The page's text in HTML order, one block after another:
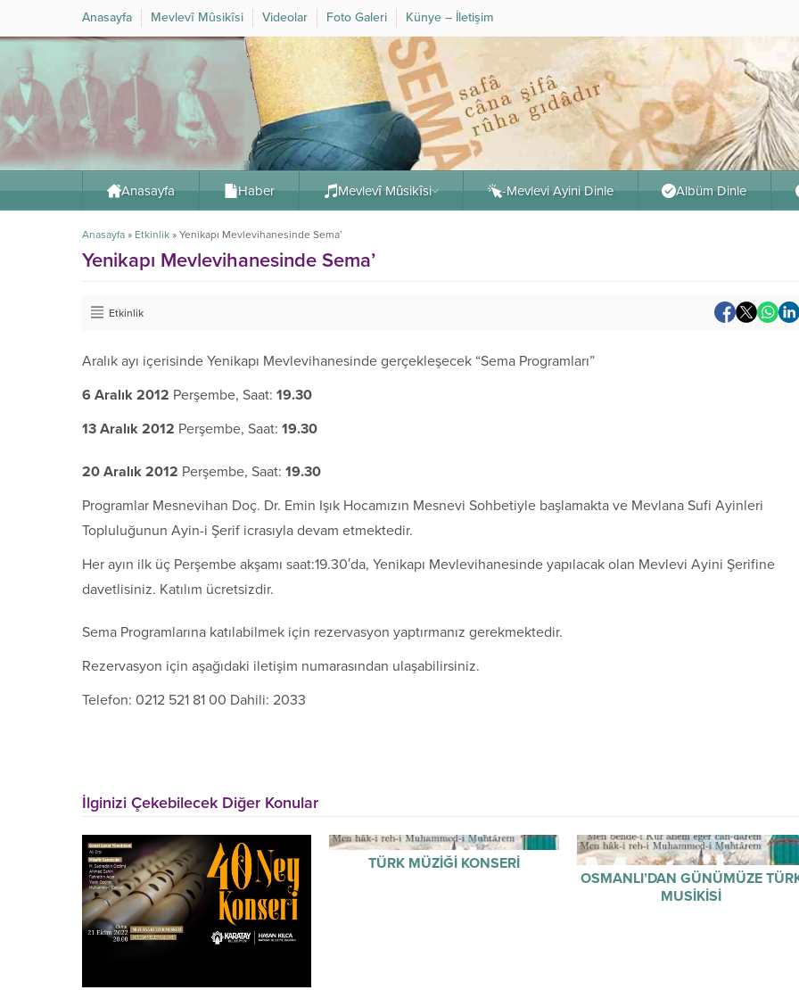
Anasayfa Mevlevî Mûsikîsi Videolar Foto Galeri Künye – İletişim
Anasayfa Haber Mevlevî Mûsikîsi -Mevlevi Ayini Dinle Albüm Dinle
Anasayfa » Etkinlik » Yenikapı Mevlevihanesinde Sema’
Yenikapı Mevlevihanesinde Sema’
Etkinlik
Aralık ayı içerisinde Yenikapı Mevlevihanesinde gerçekleşecek “Sema Programları”
6 Aralık 2012 Perşembe, Saat: 19.30
13 Aralık 2012 Perşembe, Saat: 19.30
20 Aralık 2012 Perşembe, Saat: 19.30
Programlar Mesnevihan Doç. Dr. Emin Işık Hocamızın Mesnevi Sohbetiyle başlamakta ve Mevlana Sufi Ayinleri
Topluluğunun Ayin-i Şerif icrasıyla devam etmektedir.
Her ayın ilk üç Perşembe akşamı saat:19.30′da, Yenikapı Mevlevihanesinde yapılacak olan Mevlevi Ayini Şerifine
davetlisiniz. Katılım ücretsizdir.
Sema Programlarına katılabilmek için rezervasyon yaptırmanız gerekmektedir.
Rezervasyon için aşağıdaki iletişim numarasından ulaşabilirsiniz.
Telefon: 0212 521 81 00 Dahili: 2033
İlginizi Çekebilecek Diğer Konular
TÜRK MÜZİĞİ KONSERİ
OSMANLI’DAN GÜNÜMÜZE
MUSİKİSİ